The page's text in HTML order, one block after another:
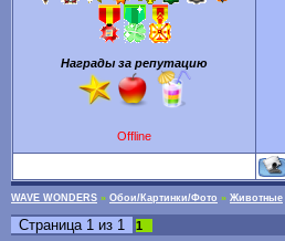
Награды за репутацию
Offline
WAVE WONDERS » Обои/Картинки/Фото » Животные
Страница 1 из 1 1